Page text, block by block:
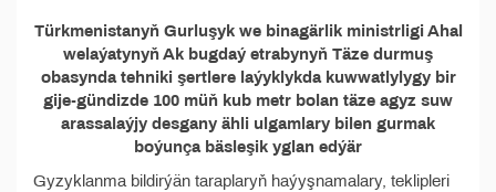
Türkmenistanyň Gurluşyk we binagärlik ministrligi Ahal
welaýatynyň Ak bugdaý etrabynyň Täze durmuş
obasynda tehniki şertlere laýyklykda kuwwatlylygy bir
gije-gündizde 100 müň kub metr bolan täze agyz suw
arassalaýjy desgany ähli ulgamlary bilen gurmak
boýunça bäsleşik yglan edýär
Gyzyklanma bildirýän taraplaryň haýyşnamalary, teklipleri